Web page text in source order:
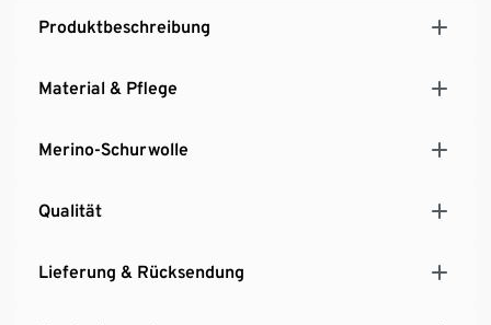
Produktbeschreibung
Material & Pflege
Merino-Schurwolle
Qualität
Lieferung & Rücksendung